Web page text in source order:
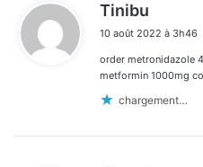
Tinibu
t
:
10 août 2022 à 3h46
order metronidazole
metformin 1000mg
chargement…